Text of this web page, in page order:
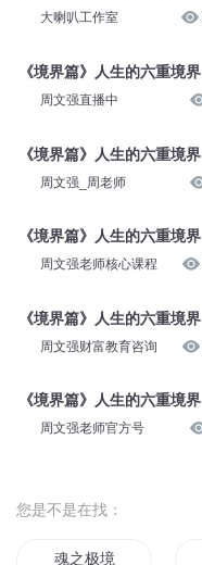
大喇叭工作室
《境界篇》人生的六重境界
周文强直播中
《境界篇》人生的六重境界
周文强_周老师
《境界篇》人生的六重境界
周文强老师核心课程
《境界篇》人生的六重境界
周文强财富教育咨询
《境界篇》人生的六重境界
周文强老师官方号
您是不是在找：
魂之极境